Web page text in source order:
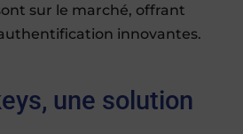
sur le marché, offrant
innovantes.
une solution